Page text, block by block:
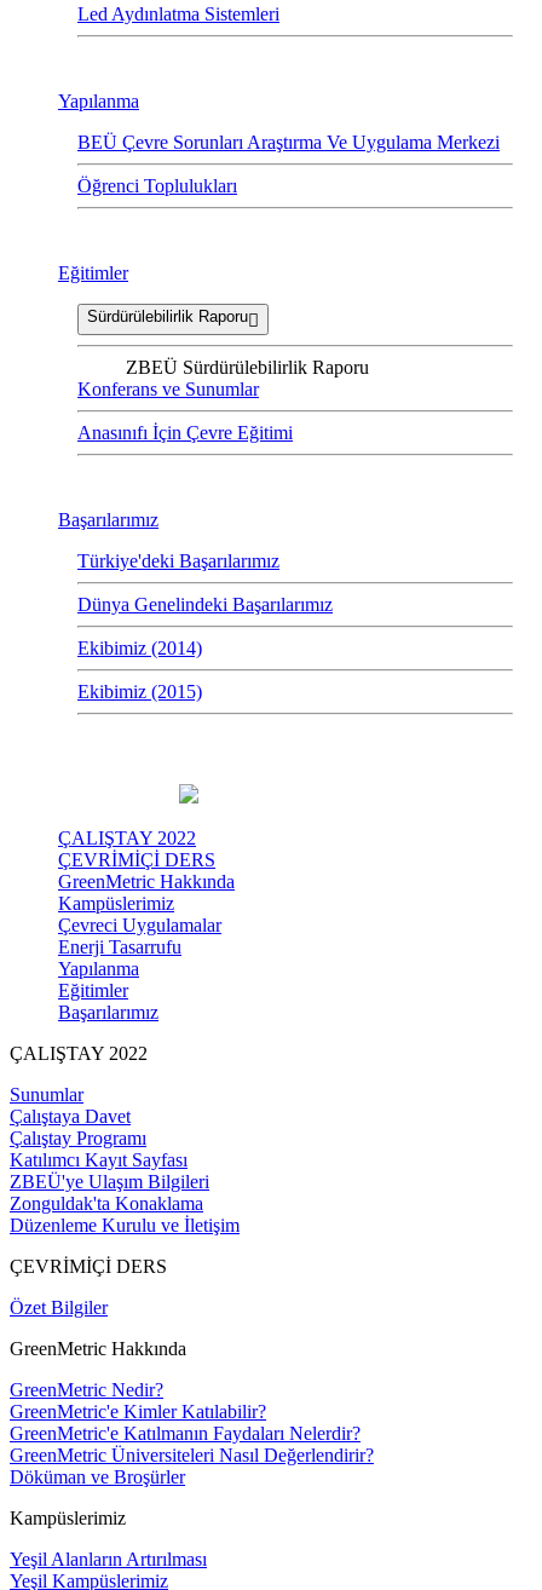
Led Aydınlatma Sistemleri
Yapılanma
BEÜ Çevre Sorunları Araştırma Ve Uygulama Merkezi
Öğrenci Toplulukları
Eğitimler
Sürdürülebilirlik Raporu
ZBEÜ Sürdürülebilirlik Raporu
Konferans ve Sunumlar
Anasınıfı İçin Çevre Eğitimi
Başarılarımız
Türkiye'deki Başarılarımız
Dünya Genelindeki Başarılarımız
Ekibimiz (2014)
Ekibimiz (2015)
ÇALIŞTAY 2022
ÇEVRİMİÇİ DERS
GreenMetric Hakkında
Kampüslerimiz
Çevreci Uygulamalar
Enerji Tasarrufu
Yapılanma
Eğitimler
Başarılarımız
ÇALIŞTAY 2022
Sunumlar
Çalıştaya Davet
Çalıştay Programı
Katılımcı Kayıt Sayfası
ZBEÜ'ye Ulaşım Bilgileri
Zonguldak'ta Konaklama
Düzenleme Kurulu ve İletişim
ÇEVRİMİÇİ DERS
Özet Bilgiler
GreenMetric Hakkında
GreenMetric Nedir?
GreenMetric'e Kimler Katılabilir?
GreenMetric'e Katılmanın Faydaları Nelerdir?
GreenMetric Üniversiteleri Nasıl Değerlendirir?
Döküman ve Broşürler
Kampüslerimiz
Yeşil Alanların Artırılması
Yeşil Kampüslerimiz